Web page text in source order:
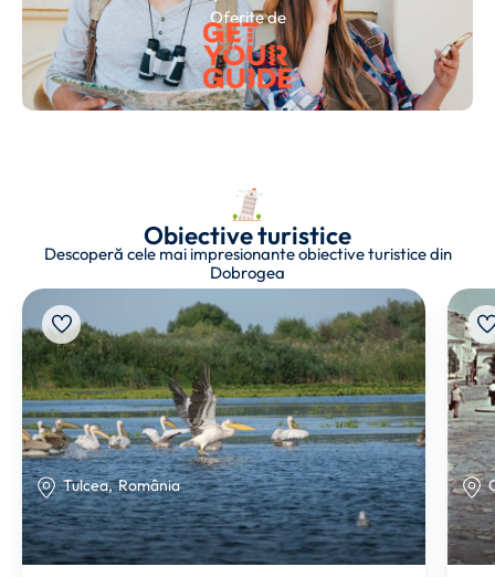
Oferite de
Obiective turistice
Descoperă cele mai impresionante obiective turistice din
Dobrogea
Tulcea, România